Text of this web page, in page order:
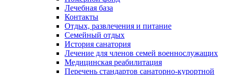
Лечебная база
Контакты
Отдых, развлечения и питание
Семейный отдых
История санатория
Лечение для членов семей военнослужащих
Медицинская реабилитация
Перечень стандартов санаторно-курортной